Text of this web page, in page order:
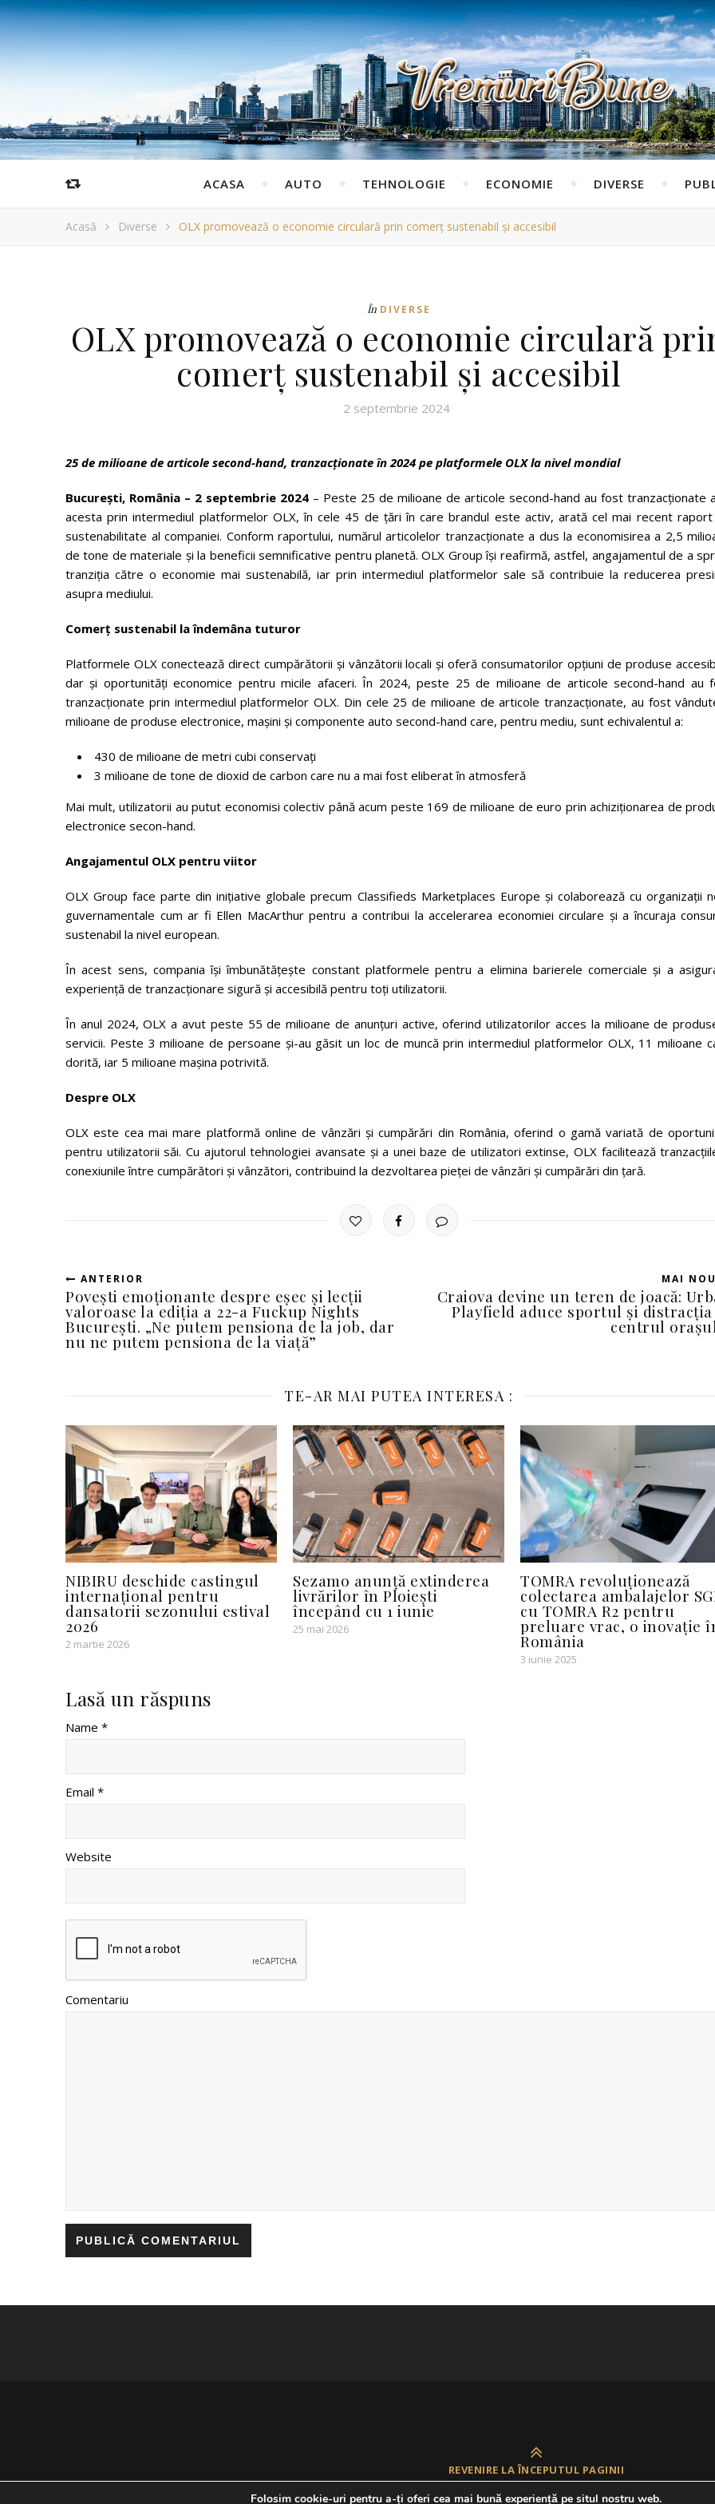
ACASA AUTO TEHNOLOGIE ECONOMIE DIVERSE
Acasă Diverse OLX promovează o economie circulară prin comerț sustenabil și accesibil
În DIVERSE
OLX promovează o economie circulară
comerț sustenabil și accesibil
2 septembrie 2024
25 de milioane de articole second-hand, tranzacționate în 2024 pe platformele OLX la nivel mondial
București, România – 2 septembrie 2024 – Peste 25 de milioane de articole second-hand au fost tranzacționate
acesta prin intermediul platformelor OLX, în cele 45 de țări în care brandul este activ, arată cel mai recent
sustenabilitate al companiei. Conform raportului, numărul articolelor tranzacționate a dus la economisirea a 2,5
de tone de materiale și la beneficii semnificative pentru planetă. OLX Group își reafirmă, astfel, angajamentul de a
tranziția către o economie mai sustenabilă, iar prin intermediul platformelor sale să contribuie la reducerea
asupra mediului.
Comerț sustenabil la îndemâna tuturor
Platformele OLX conectează direct cumpărătorii și vânzătorii locali și oferă consumatorilor opțiuni de produse
dar și oportunități economice pentru micile afaceri. În 2024, peste 25 de milioane de articole second-hand au
tranzacționate prin intermediul platformelor OLX. Din cele 25 de milioane de articole tranzacționate, au fost
milioane de produse electronice, mașini și componente auto second-hand care, pentru mediu, sunt echivalentul a:
430 de milioane de metri cubi conservați
3 milioane de tone de dioxid de carbon care nu a mai fost eliberat în atmosferă
Mai mult, utilizatorii au putut economisi colectiv până acum peste 169 de milioane de euro prin achiziționarea de
electronice secon-hand.
Angajamentul OLX pentru viitor
OLX Group face parte din inițiative globale precum Classifieds Marketplaces Europe și colaborează cu organizații
guvernamentale cum ar fi Ellen MacArthur pentru a contribui la accelerarea economiei circulare și a încuraja
sustenabil la nivel european.
În acest sens, compania își îmbunătățește constant platformele pentru a elimina barierele comerciale și a
experiență de tranzacționare sigură și accesibilă pentru toți utilizatorii.
În anul 2024, OLX a avut peste 55 de milioane de anunțuri active, oferind utilizatorilor acces la milioane de
servicii. Peste 3 milioane de persoane și-au găsit un loc de muncă prin intermediul platformelor OLX, 11 milioane
dorită, iar 5 milioane mașina potrivită.
Despre OLX
OLX este cea mai mare platformă online de vânzări şi cumpărări din România, oferind o gamă variată de
pentru utilizatorii săi. Cu ajutorul tehnologiei avansate şi a unei baze de utilizatori extinse, OLX facilitează
conexiunile între cumpărători şi vânzători, contribuind la dezvoltarea pieţei de vânzări şi cumpărări din ţară.
ANTERIOR
Povești emoționante despre eșec și lecții
valoroase la ediția a 22-a Fuckup Nights
București. „Ne putem pensiona de la job, dar
nu ne putem pensiona de la viață”
MAI
Craiova devine un teren de joacă:
Playfield aduce sportul și
centrul
TE-AR MAI PUTEA INTERESA :
NIBIRU deschide castingul
internațional pentru
dansatorii sezonului estival
2026
2 martie 2026
Sezamo anunță extinderea
livrărilor în Ploiești
începând cu 1 iunie
25 mai 2026
TOMRA revoluționează
colectarea ambalajelor
cu TOMRA R2 pentru
preluare vrac, o inovație
România
3 iunie 2025
Lasă un răspuns
Name *
Email *
Website
Comentariu
REVENIRE LA ÎNCEPUTUL PAGINII
Folosim cookie-uri pentru a-ți oferi cea mai bună experiență pe situl nostru web.